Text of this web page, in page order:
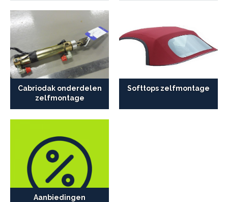
Cabriodak onderdelen
zelfmontage
Softtops zelfmontage
Aanbiedingen